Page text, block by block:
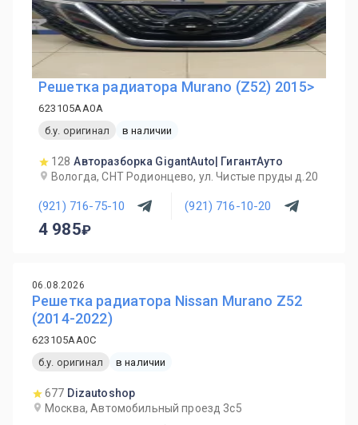
Решетка радиатора Murano (Z52) 2015>
623105AA0A
б.у. оригинал
в наличии
128 Авторазборка GigantAuto| ГигантАуто
Вологда, СНТ Родионцево, ул. Чистые пруды д.20
(921) 716-75-10 (921) 716-10-20
4 985
06.08.2026
Решетка радиатора Nissan Murano Z52
(2014-2022)
623105AA0C
б.у. оригинал
в наличии
677 Dizautoshop
Москва, Автомобильный проезд 3с5